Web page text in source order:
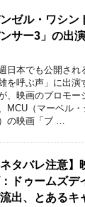
ゼル・ワシン
サー3」の出
日本でも公開され
を呼ぶ声」に出演
、映画のプロモー
MCU（マーベル
の映画「ブ …
ネタバレ注意
ドゥームズデ
出、とあるキ